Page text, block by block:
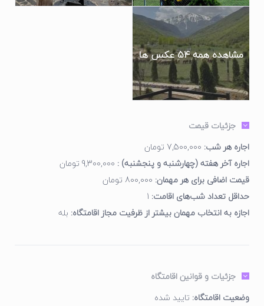
مدتهاست در ذهنتون تصور کردینو الان به واقعیت تبدیل شده 💜
مشاهده همه 54 عکس ها
جزئیات قیمت
اجاره هر شب:
اجاره آخر هفته (چهارشنبه و پنجشنبه) :
قیمت اضافی برای هر مهمان:
حداقل تعداد شب‌های اقامت:
اجازه به انتخاب مهمان بیشتر از ظرفیت مجاز اقامتگاه: بله
جزئیات و قوانین اقامتگاه
وضعیت اقامتگاه: تایید شده